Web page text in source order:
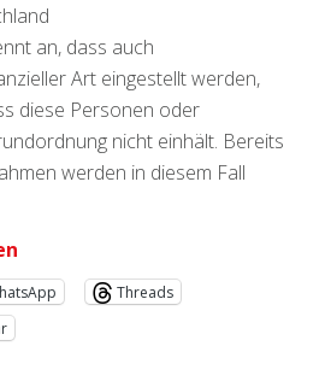
an, dass auch
Art eingestellt werden,
diese Personen oder
nicht einhält. Bereits
werden in diesem Fall
Threads